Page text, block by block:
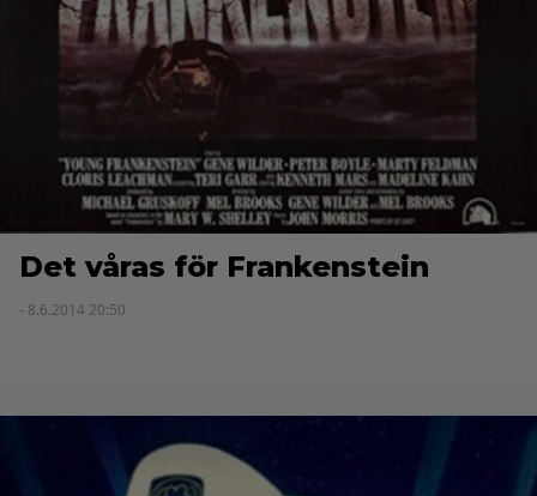
Det våras för Frankenstein
- 8.6.2014 20:50